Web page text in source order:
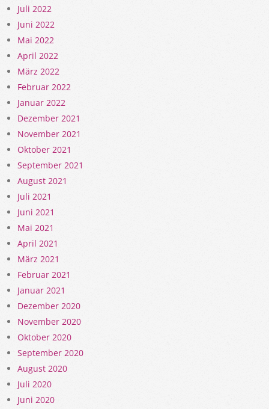
Juli 2022
Juni 2022
Mai 2022
April 2022
März 2022
Februar 2022
Januar 2022
Dezember 2021
November 2021
Oktober 2021
September 2021
August 2021
Juli 2021
Juni 2021
Mai 2021
April 2021
März 2021
Februar 2021
Januar 2021
Dezember 2020
November 2020
Oktober 2020
September 2020
August 2020
Juli 2020
Juni 2020